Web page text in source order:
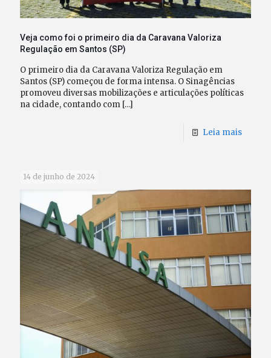
Veja como foi o primeiro dia da Caravana Valoriza
Regulação em Santos (SP)
O primeiro dia da Caravana Valoriza Regulação em
Santos (SP) começou de forma intensa. O Sinagências
promoveu diversas mobilizações e articulações políticas
na cidade, contando com […]
Leia mais
14 de junho de 2024